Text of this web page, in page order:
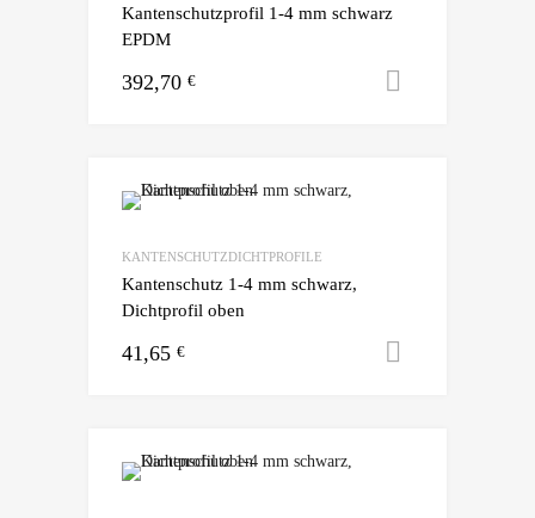
Kantenschutzprofil 1-4 mm schwarz
EPDM
392,70 €
KANTENSCHUTZDICHTPROFILE
Kantenschutz 1-4 mm schwarz,
Dichtprofil oben
41,65 €